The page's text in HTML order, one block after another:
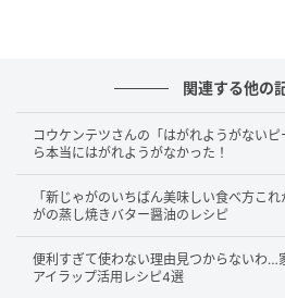
・A）ホットケーキミックス 80g
・A）卵 1個
・ドライイースト 6g
・牛乳 50ml
・バター（有塩） 20g
関連する他の
コウケンテツさんの「はがれようがない
ら本当にはがれようがなかった！
「新じゃがのいちばん美味しい食べ方こ
がの蒸し焼きバター醤油のレシピ
便利すぎて使わない理由見つからないわ…
アイラップ活用レシピ4選